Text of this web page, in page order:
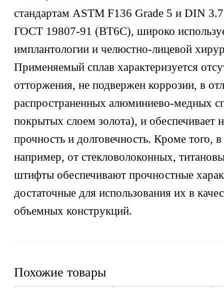
стандартам ASTM F136 Grade 5 и DIN
ГОСТ 19807-91 (ВТ6С), широко
имплантологии и челюстно-лицевой
Применяемый сплав характеризуется
отторжения, не подвержен коррозии, в
распространенных алюминиево-медных
покрытых слоем золота), и обеспечивает
прочность и долговечность. Кроме того,
например, от стекловолоконных,
штифты обеспечивают прочностные
достаточные для использования их в
объемных конструкций.
Похожие товары